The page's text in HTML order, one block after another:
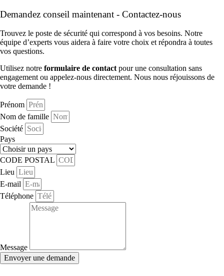
Demandez conseil maintenant - Contactez-nous
Trouvez le poste de sécurité qui correspond à vos besoins. Notre
équipe d’experts vous aidera à faire votre choix et répondra à toutes
vos questions.
Utilisez notre formulaire de contact pour une consultation sans
engagement ou appelez-nous directement. Nous nous réjouissons de
votre demande !
Prénom
Nom de famille
Société
Pays
CODE POSTAL
Lieu
E-mail
Téléphone
Message
Envoyer une demande